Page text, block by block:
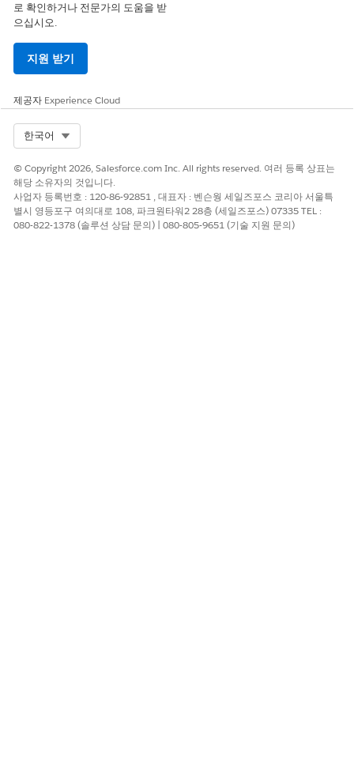
이 기사를 통해 문제를 해결했습니까?
로 확인하거나 전문가의 도움을 받
으십시오.
지원 받기
제공자 Experience Cloud
한국어
© Copyright 2026, Salesforce.com Inc. All rights reserved. 여러 등록 상표는
해당 소유자의 것입니다.
사업자 등록번호 : 120-86-92851 , 대표자 : 벤슨웡 세일즈포스 코리아 서울특
별시 영등포구 여의대로 108, 파크원타워2 28층 (세일즈포스) 07335 TEL :
080-822-1378 (솔루션 상담 문의) | 080-805-9651 (기술 지원 문의)